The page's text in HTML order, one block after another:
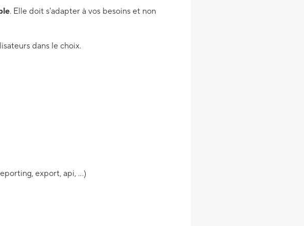
. Elle doit s'adapter à vos besoins et non
dans le choix.
export, api, …)